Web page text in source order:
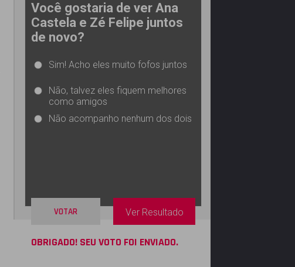
Você gostaria de ver Ana
Castela e Zé Felipe juntos
de novo?
Sim! Acho eles muito fofos juntos
Não, talvez eles fiquem melhores
como amigos
Não acompanho nenhum dos dois
VOTAR Ver Resultado
OBRIGADO! SEU VOTO FOI ENVIADO.